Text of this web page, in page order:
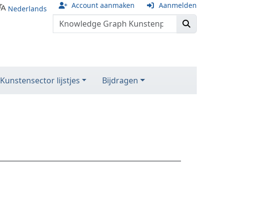
Nederlands Account aanmaken Aanmelden
Kunstensector lijstjes Bijdragen